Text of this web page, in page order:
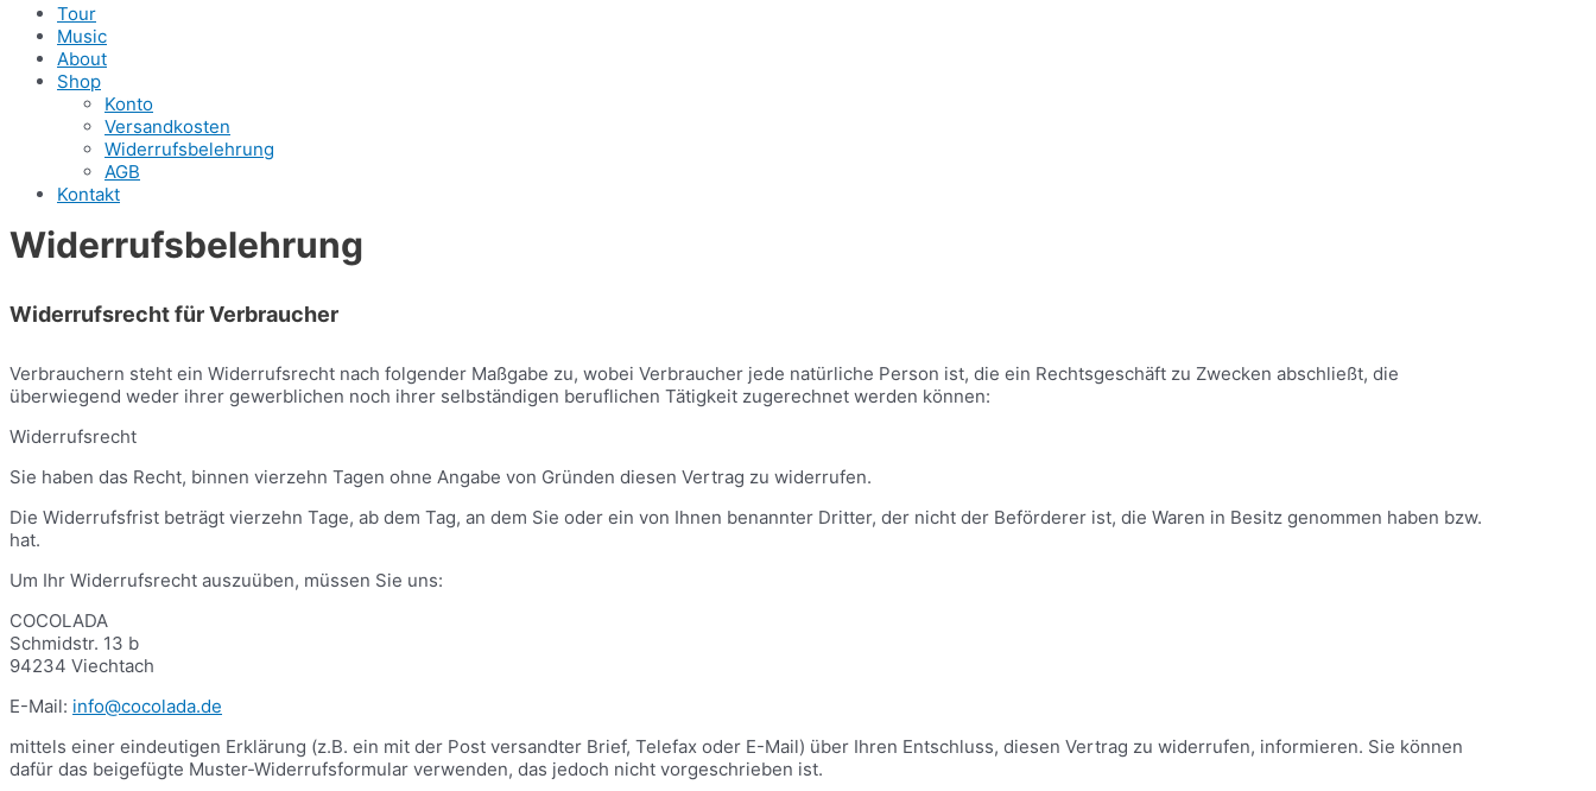
Tour
Music
About
Shop
Konto
Versandkosten
Widerrufsbelehrung
AGB
Kontakt
Widerrufsbelehrung
Widerrufsrecht für Verbraucher
Verbrauchern steht ein Widerrufsrecht nach folgender Maßgabe zu, wobei Verbraucher jede natürliche Person ist, die ein Rechtsgeschäft zu Zwecken abschließt, die
überwiegend weder ihrer gewerblichen noch ihrer selbständigen beruflichen Tätigkeit zugerechnet werden können:
Widerrufsrecht
Sie haben das Recht, binnen vierzehn Tagen ohne Angabe von Gründen diesen Vertrag zu widerrufen.
Die Widerrufsfrist beträgt vierzehn Tage, ab dem Tag, an dem Sie oder ein von Ihnen benannter Dritter, der nicht der Beförderer ist, die Waren in Besitz genommen haben bzw.
hat.
Um Ihr Widerrufsrecht auszuüben, müssen Sie uns:
COCOLADA
Schmidstr. 13 b
94234 Viechtach
E-Mail: info@cocolada.de
mittels einer eindeutigen Erklärung (z.B. ein mit der Post versandter Brief, Telefax oder E-Mail) über Ihren Entschluss, diesen Vertrag zu widerrufen, informieren. Sie können
dafür das beigefügte Muster-Widerrufsformular verwenden, das jedoch nicht vorgeschrieben ist.